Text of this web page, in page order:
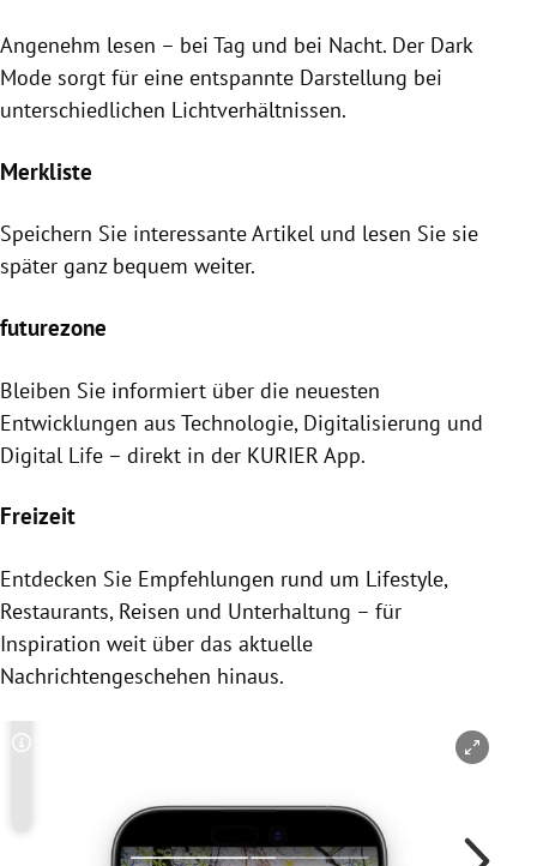
Angenehm lesen – bei Tag und bei Nacht. Der Dark
Mode sorgt für eine entspannte Darstellung bei
unterschiedlichen Lichtverhältnissen.
Merkliste
Speichern Sie interessante Artikel und lesen Sie sie
später ganz bequem weiter.
futurezone
Bleiben Sie informiert über die neuesten
Entwicklungen aus Technologie, Digitalisierung und
Digital Life – direkt in der KURIER App.
Freizeit
Entdecken Sie Empfehlungen rund um Lifestyle,
Restaurants, Reisen und Unterhaltung – für
Inspiration weit über das aktuelle
Nachrichtengeschehen hinaus.
Copyright-Hinweis öffnen/schließen